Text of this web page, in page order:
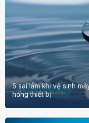
5 sai lầm khi vệ sinh
hỏng thiết bị